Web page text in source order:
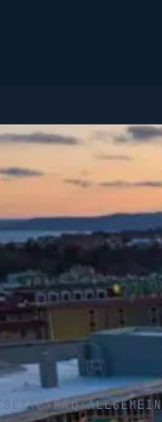
›FAQ›ALLGEMEIN